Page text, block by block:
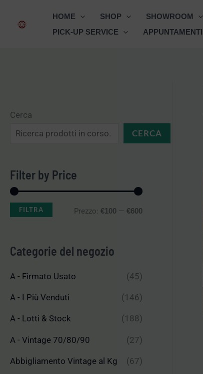
HOME SHOP SHOWROOM
PICK-UP SERVICE
APPUNTAMENTI
Cerca
CERCA
Filter by Price
e
z
M
i
e
z
M
a
FILTRA Prezzo: €100 — €600
Categorie del negozio
A - Firmato Usato (45)
A - I Più Venduti (146)
A - Lotti & Stock (188)
A - Vintage 70/80/90 (27)
Abbigliamento Vintage al Kg (67)